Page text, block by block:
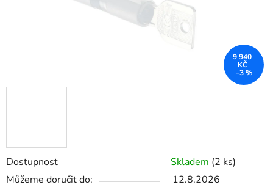
Dostupnost Skladem (2 ks)
Můžeme doručit do:
12.8.2026
9 940
KČ
–3 %